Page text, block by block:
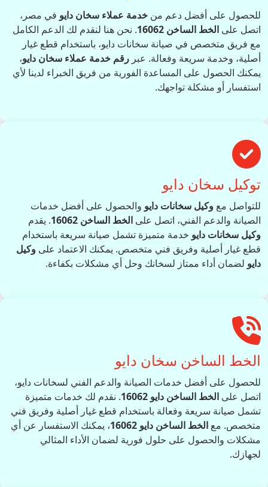
للحصول على أفضل دعم من خدمة عملاء سخان دايو في مصر،
اتصل على الخط الساخن 16062
. نحن هنا لنقدم لك الدعم الكامل
مع فريق متخصص في صيانة سخانات دايو، باستخدام قطع غيار
أصلية، وخدمة سريعة وفعالة. عبر رقم خدمة عملاء سخان دايو،
يمكنك الحصول على المساعدة الفورية من فريق الخبراء لدينا لأي
استفسار أو مشكلة تواجهك.
توكيل سخان دايو
للتواصل مع وكيل سخانات دايو والحصول على أفضل خدمات
الصيانة والدعم الفني، اتصل على الخط الساخن 16062
. يقدم
وكيل سخانات دايو خدمة متميزة تشمل صيانة سريعة باستخدام
قطع غيار أصلية وفريق فني متخصص. يمكنك الاعتماد على وكيل
دايو لضمان أداء ممتاز لسخانك وحل أي مشكلات بكفاءة.
الخط الساخن سخان دايو
للحصول على أفضل خدمات الصيانة والدعم الفني لسخانات دايو،
اتصل على الخط الساخن دايو 16062
. نقدم لك خدمات متميزة
تشمل صيانة سريعة وفعالة باستخدام قطع غيار أصلية وفريق فني
متخصص. مع الخط الساخن دايو 16062
، يمكنك الاستفسار عن أي
مشكلات والحصول على حلول فورية لضمان الأداء المثالي
لجهازك.